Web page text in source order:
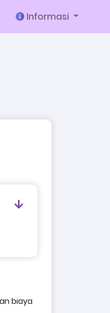
Informasi
biaya